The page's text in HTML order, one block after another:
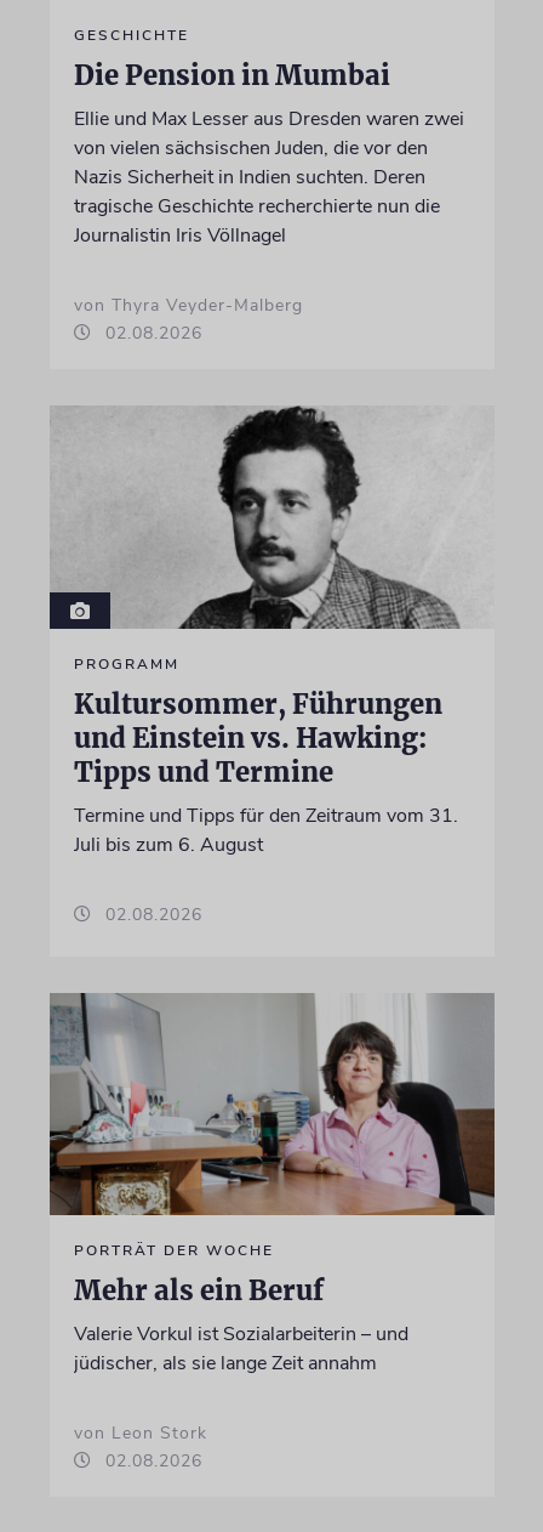
GESCHICHTE
Die Pension in Mumbai
Ellie und Max Lesser aus Dresden waren zwei
von vielen sächsischen Juden, die vor den
Nazis Sicherheit in Indien suchten. Deren
tragische Geschichte recherchierte nun die
Journalistin Iris Völlnagel
von Thyra Veyder-Malberg
02.08.2026
PROGRAMM
Kultursommer, Führungen
und Einstein vs. Hawking:
Tipps und Termine
Termine und Tipps für den Zeitraum vom 31.
Juli bis zum 6. August
02.08.2026
PORTRÄT DER WOCHE
Mehr als ein Beruf
Valerie Vorkul ist Sozialarbeiterin – und
jüdischer, als sie lange Zeit annahm
von Leon Stork
02.08.2026